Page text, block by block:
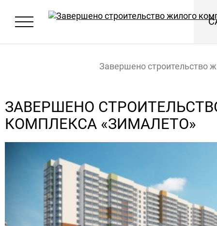
Завершено строительство
ЗАВЕРШЕНО
КОМПЛЕКСА «ЗИМАЛЕТО»